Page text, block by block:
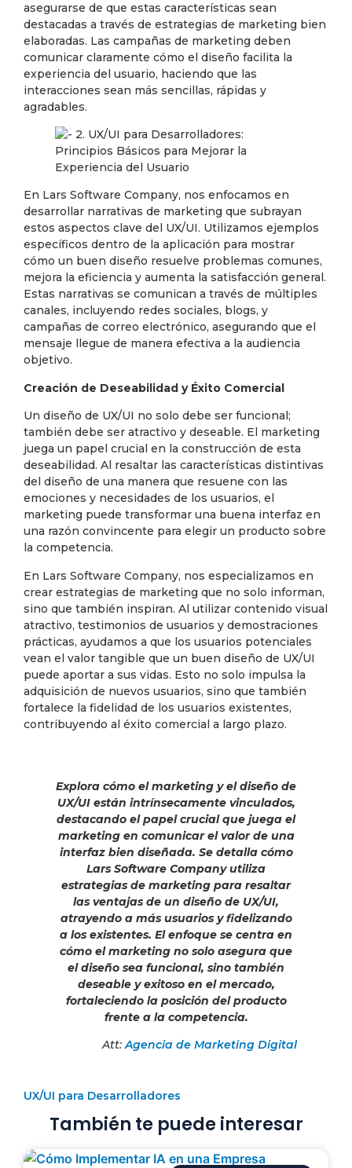
asegurarse de que estas características sean
destacadas a través de estrategias de marketing bien
elaboradas. Las campañas de marketing deben
comunicar claramente cómo el diseño facilita la
experiencia del usuario, haciendo que las
interacciones sean más sencillas, rápidas y
agradables.
En Lars Software Company, nos enfocamos en
desarrollar narrativas de marketing que subrayan
estos aspectos clave del UX/UI. Utilizamos ejemplos
específicos dentro de la aplicación para mostrar
cómo un buen diseño resuelve problemas comunes,
mejora la eficiencia y aumenta la satisfacción general.
Estas narrativas se comunican a través de múltiples
canales, incluyendo redes sociales, blogs, y
campañas de correo electrónico, asegurando que el
mensaje llegue de manera efectiva a la audiencia
objetivo.
Creación de Deseabilidad y Éxito Comercial
Un diseño de UX/UI no solo debe ser funcional;
también debe ser atractivo y deseable. El marketing
juega un papel crucial en la construcción de esta
deseabilidad. Al resaltar las características distintivas
del diseño de una manera que resuene con las
emociones y necesidades de los usuarios, el
marketing puede transformar una buena interfaz en
una razón convincente para elegir un producto sobre
la competencia.
En Lars Software Company, nos especializamos en
crear estrategias de marketing que no solo informan,
sino que también inspiran. Al utilizar contenido visual
atractivo, testimonios de usuarios y demostraciones
prácticas, ayudamos a que los usuarios potenciales
vean el valor tangible que un buen diseño de UX/UI
puede aportar a sus vidas. Esto no solo impulsa la
adquisición de nuevos usuarios, sino que también
fortalece la fidelidad de los usuarios existentes,
contribuyendo al éxito comercial a largo plazo.
Explora cómo el marketing y el diseño de
UX/UI están intrínsecamente vinculados,
destacando el papel crucial que juega el
marketing en comunicar el valor de una
interfaz bien diseñada. Se detalla cómo
Lars Software Company utiliza
estrategias de marketing para resaltar
las ventajas de un diseño de UX/UI,
atrayendo a más usuarios y fidelizando
a los existentes. El enfoque se centra en
cómo el marketing no solo asegura que
el diseño sea funcional, sino también
deseable y exitoso en el mercado,
fortaleciendo la posición del producto
frente a la competencia.
Att:Agencia de Marketing Digital
UX/UI para Desarrolladores
También te puede interesar